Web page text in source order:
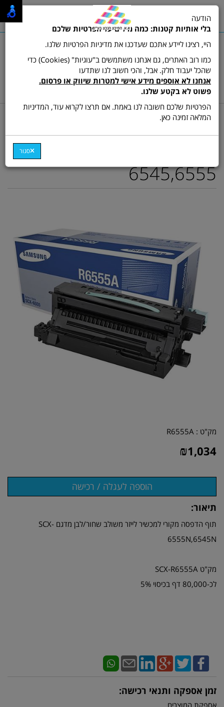
שרות לקוחות ותמיכה:03-9511473
hamikun4u@gmail.com
תפריט
דף בית מתכלים (טונרים ודיו) טונר ש/ל מקורי
תוף מקורי R6555A למכונת
6545,6555
מק"ט : R6555A
₪1,034
תיאור:
תוף הדפסה מקורי למכשיר לייזר משולב שחור/לבן מדגם SCX-
6555N,6545N
מק"ט SCX-R6555A
לכ-80,000 דף בכיסוי 5%
זמן אספקה ותנאי רכישה:
אספקת המוצרים
הודעה
בלי אותיות קטנות: כמה מילים על הפרטיות שלכם
היי, רצינו ליידע אתכם שעדכנו את מדיניות הפרטיות שלנו.
כמו רוב האתרים, גם אנחנו משתמשים ב"עוגיות" (Cookies) כדי
שהכל יעבוד חלק. אבל, והכי חשוב לנו שתדעו
אנחנו לא אוספים מידע אישי למטרות שיווק או פרסום.
פשוט לא בקטע שלנו.
הפרטיות שלכם חשובה לנו באמת. אם תרצו לקרוא עוד, המדיניות
המלאה זמינה כאן.
סגור